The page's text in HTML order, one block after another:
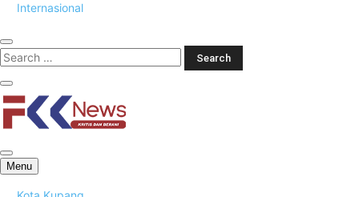
Internasional
FKK News
Menu